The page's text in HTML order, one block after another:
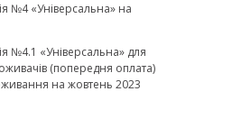
№4 «Універсальна» на
№4.1 «Універсальна» для
(попередня оплата)
на жовтень 2023